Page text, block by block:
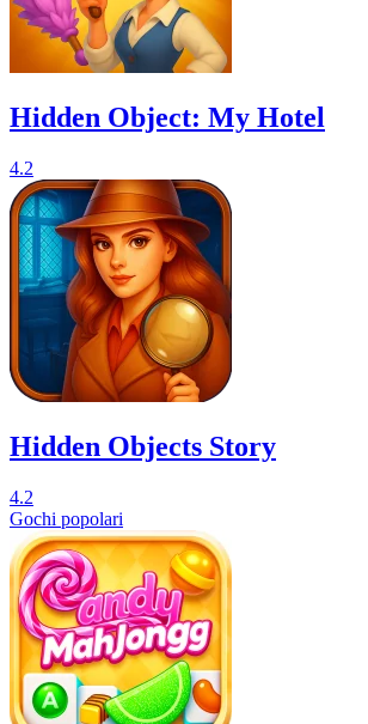
Hidden Object: My Hotel
4.2
Hidden Objects Story
4.2
Gochi popolari